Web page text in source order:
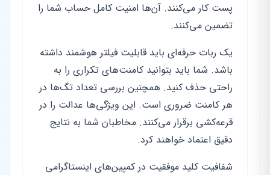
پست کار می‌کنند. آن‌ها امنیت کامل حساب شما را
تضمین می‌کنند.
یک ربات حرفه‌ای باید قابلیت فیلتر هوشمند داشته
باشد. شما باید بتوانید کامنت‌های تکراری را به
راحتی حذف کنید. همچنین بررسی تعداد تگ‌ها در
هر کامنت ضروری است. این ویژگی‌ها عدالت را در
قرعه‌کشی برقرار می‌کنند. مخاطبان شما به نتایج
دقیق اعتماد خواهند کرد.
شفافیت کلید موفقیت در کمپین‌های اینستاگرامی